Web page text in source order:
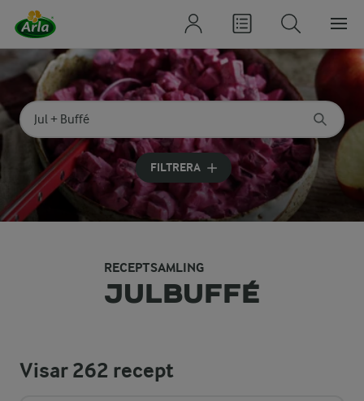
Sök på kategori eller ingrediens
Skriv in sökord för att få förslag
FILTRERA
RECEPTSAMLING
JULBUFFÉ
Visar262 recept